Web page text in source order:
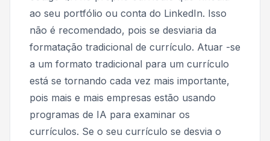
ao seu portfólio ou conta do LinkedIn. Isso
não é recomendado, pois se desviaria da
formatação tradicional de currículo. Atuar -se
a um formato tradicional para um currículo
está se tornando cada vez mais importante,
pois mais e mais empresas estão usando
programas de IA para examinar os
currículos. Se o seu currículo se desvia o